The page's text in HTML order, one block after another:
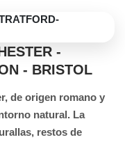
-
- BRISTOL
de origen romano y
natural. La
restos de